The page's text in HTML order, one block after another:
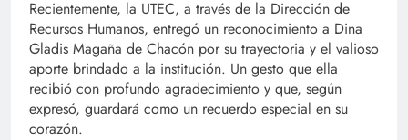
Recientemente, la UTEC, a través de la Dirección de
Recursos Humanos, entregó un reconocimiento a Dina
Gladis Magaña de Chacón por su trayectoria y el valioso
aporte brindado a la institución. Un gesto que ella
recibió con profundo agradecimiento y que, según
expresó, guardará como un recuerdo especial en su
corazón.